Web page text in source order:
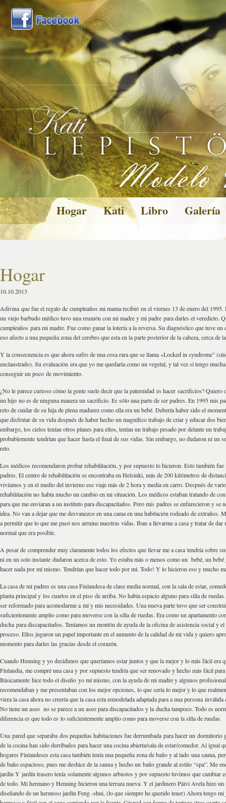
Hogar Kati Libro Galería
Hogar
10.10.2013
Adivina que fue el regalo de cumpleaños mi mama recibió en el viernes 13 de enero del 1995.
un viejo barbudo médico tuvo una reunión con mi madre y mi padre para darles el veredicto.
cumpleaños para mi madre. Fue como ganar la lotería a la reversa. Su diagnóstico que tuve un
eso afecto a una pequeña zona del cerebro que esta en la parte posterior de la cabeza, cerca de
Y la consecuencia es que ahora sufro de una cosa rara que se llama «Locked in syndrome”
enclaustrado). Su evaluación era que yo me quedaría como un vegetal, y tal vez si tengo
conseguir un poco de movimiento.
¿No le parece curioso cómo la gente suele decir que la paternidad es hacer sacrificios? Quiero
un hijo no es de ninguna manera un sacrificio. Es sólo una parte de ser padres. En 1995 mis
reto de cuidar de su hija de plena madurez como ella era un bebé. Debería haber sido el
que disfrutar de su vida después de haber hecho un magnífico trabajo de criar y educar dos
embargo, los cielos tenían otros planes para ellos, tenían un trabajo pesado por delante un
probablemente tendrían que hacer hasta el final de sus vidas. Sin embargo, no dudaron ni un
reto.
Los médicos recomendaron probar rehabilitación, y por supuesto lo hicieron. Esto también
padres. El centro de rehabilitación se encontraba en Helsinki, más de 200 kilómetros de
vivíamos y en el medio del invierno ese viaje más de 2 hora y media en carro. Después de
rehabilitación no había mucho un cambio en mi situación. Los médicos estaban tratando de
para que me enviaran a un instituto para discapacitados. Pero mis padres se enfurecieron y se
idea. No van a dejar que me desvanezco en una cama en una habitación rodeado de extraños.
a permitir que lo que me pasó nos arruine nuestras vidas. Iban a llevarme a casa y tratar de dar
normal que era posible.
A pesar de comprender muy claramente todos los efectos que llevar me a casa tendría sobre
ni en un solo instante dudaron acerca de esto. Yo estaba más o menos como un bebé, un
hacer nada por mí mismo. Tendrían que hacer todo por mí. Todo! Y lo hicieron eso y mucho
La casa de mi padres es una casa Finlandesa de clase media normal, con la sala de estar,
planta principal y los cuartos en el piso de arriba. No había espacio alguno para silla de
ser reformado para acomodarme a mí y mis necesidades. Una nueva parte tuvo que ser
suficientemente amplio como para moverse con la silla de ruedas. Era como un apartamento
ducha para discapacitados. Teníamos un montón de ayuda de la oficina de asistencia social y
proceso. Ellos jugaron un papel importante en el aumento de la calidad de mi vida y quiero
momento para darles las gracias desde el corazón.
Cuando Henning y yo decidimos que queríamos estar juntos y que la mejor y lo más fácil era
Finlandia, me compré una casa y por supuesto tendría que ser renovado y hecho más fácil
Básicamente hice todo el diseño yo mí mismo, con la ayuda de mi madre y algunos
recomendaban y me presentaban con los mejor opciones, lo que sería lo mejor y lo que
viera la casa ahora no creería que la casa esta remodelada adaptada para a una persona
No tiene un aseo no se parece a un aseo para discapacitados y la ducha tampoco. Todo es
diferencia es que todo es lo suficientemente amplio como para moverse con la silla de ruedas.
Una pared que separaba dos pequeñas habitaciones fue derrumbada para hacer un dormitorio
de la cocina han sido derribados para hacer una cocina abierta/sala de estar/comedor. Al igual
hogares Finlandeses esta casa también tenía una pequeña zona de baño y al lado una sauna,
de baño espacioso, pues me deshice de la sauna y hecho un baño grande al estilo “spa”. Me
jardín Y jardín trasero tenía solamente algunos arbustos y por supuesto tuvimos que cambiar
de todo. Mi hermano y Henning hicieron una terraza nueva. Y el jardinero Päivi Avela hizo un
diseñando de un hermoso jardín Feng -shui, (lo que siempre he querido tener) Ahora tengo